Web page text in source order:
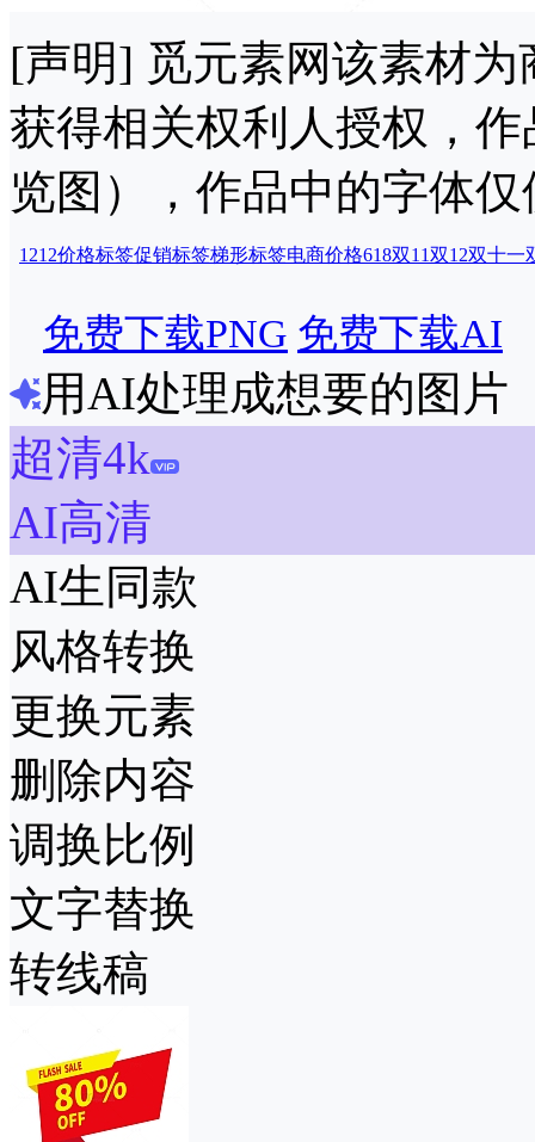
[声明] 觅元素网该素材
获得相关权利人授权，
览图），作品中的字体
1212价格标签促销标签梯形标签电商价格618双11双12双十一
免费下载PNG 免费下载AI
用AI处理成想要的图片
超清4k
AI高清
AI生同款
风格转换
更换元素
删除内容
调换比例
文字替换
转线稿